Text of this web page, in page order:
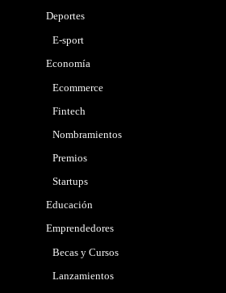
Deportes
E-sport
Economía
Ecommerce
Fintech
Nombramientos
Premios
Startups
Educación
Emprendedores
Becas y Cursos
Lanzamientos